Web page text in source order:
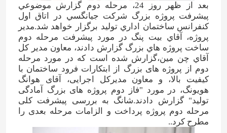
بعد از ظهر روز 24، مرحله دوم گزارش موضوعي
پيشرفت پروژه بزرگ شرکت جيانگسي در اتاق اول
کنفرانس ساختمان اداري توليد برگزار خواهد شد.مدیر
پروژه، آقاي بيت پنگ در مورد پیشرفت مرحله دوم
ساخت پروژه هاي بزرگ گزارش دادند، معاون مدير کل
آقاي چن مين،گزارش شده است که در مورد مرحله
دوم از پروژه های بزرگ از ابتکارات فرود ساختمان با
کیفیت بالا، و معاون مدیرکل اجرایی، آقای هوانگ
هویونگ، در مورد "فاز دوم پروژه های بزرگ آمادگی
تولید" گزارش دادند.شانگ به بررسی پیشرفت کلی
مرحله دوم پروژه پرداخت و الزامات مرحله بعدی را
مطرح کرد..